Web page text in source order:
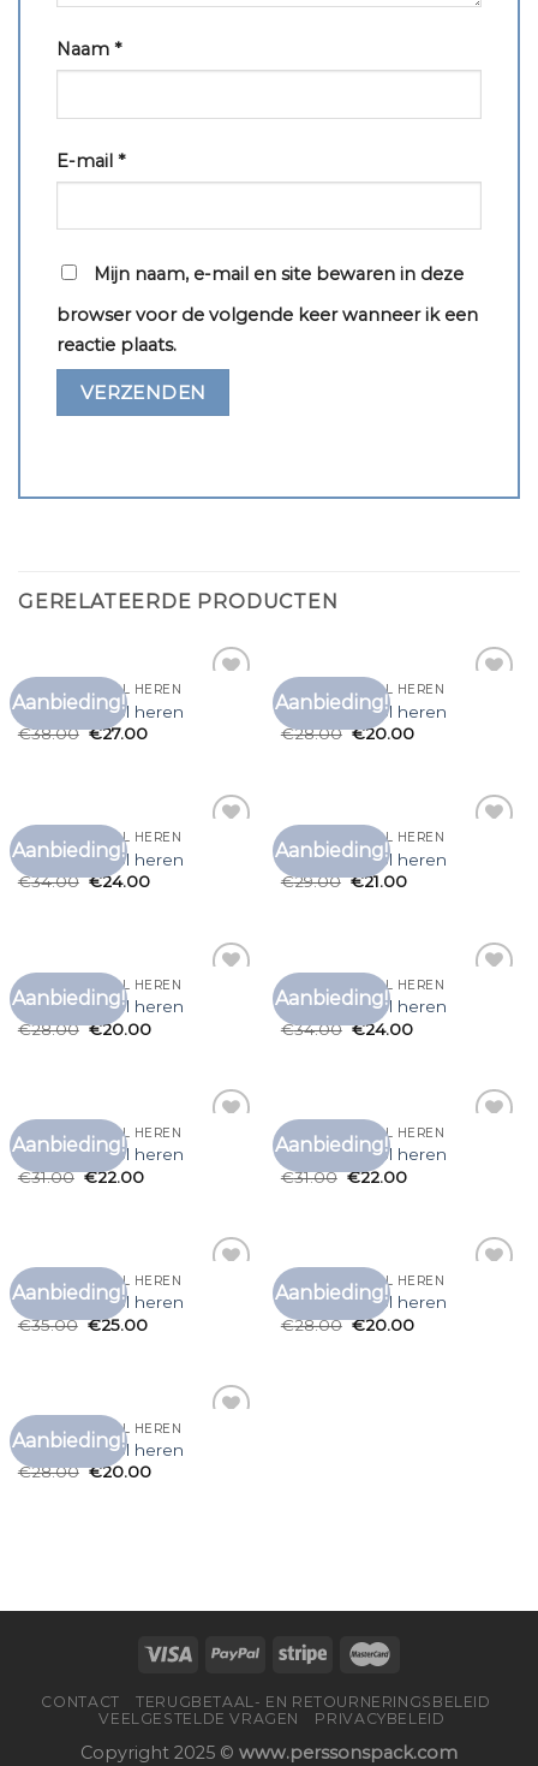
Naam *
E-mail *
Mijn naam, e-mail en site bewaren in deze
browser voor de volgende keer wanneer ik een
reactie plaats.
GERELATEERDE PRODUCTEN
Aanbieding!
T SHIRT MET COL HEREN
t shirt met col heren
€38.00 €27.00
Aanbieding!
T SHIRT MET COL HEREN
t shirt met col heren
€28.00 €20.00
Aanbieding!
T SHIRT MET COL HEREN
t shirt met col heren
€34.00 €24.00
Aanbieding!
T SHIRT MET COL HEREN
t shirt met col heren
€29.00 €21.00
Aanbieding!
T SHIRT MET COL HEREN
t shirt met col heren
€28.00 €20.00
Aanbieding!
T SHIRT MET COL HEREN
t shirt met col heren
€34.00 €24.00
Aanbieding!
T SHIRT MET COL HEREN
t shirt met col heren
€31.00 €22.00
Aanbieding!
T SHIRT MET COL HEREN
t shirt met col heren
€31.00 €22.00
Aanbieding!
T SHIRT MET COL HEREN
t shirt met col heren
€35.00 €25.00
Aanbieding!
T SHIRT MET COL HEREN
t shirt met col heren
€28.00 €20.00
Aanbieding!
T SHIRT MET COL HEREN
t shirt met col heren
€28.00 €20.00
CONTACT
TERUGBETAAL- EN RETOURNERINGSBELEID
VEELGESTELDE VRAGEN
PRIVACYBELEID
Copyright 2025 © www.perssonspack.com